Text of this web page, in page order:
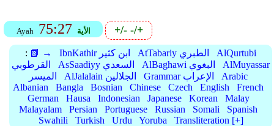
Ayah 75:27 الأية +/--/+
: 📗 → IbnKathir ابن كثير AtTabariy الطبري
AlQurtubi
القرطوبي
AsSaadiyy السعدي AlBaghawi البغوي
AlMuyassar
الميسر
AlJalalain الجلالين Grammar الإعراب
Arabic
Albanian
Bangla Bosnian Chinese Czech English
French
German
Hausa Indonesian Japanese Korean
Malay
Malayalam
Persian Portuguese Russian Somali
Spanish
Swahili
Turkish Urdu Yoruba Transliteration [+]